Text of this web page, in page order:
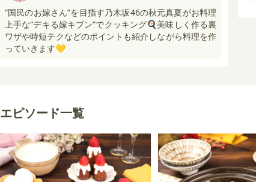
“国民のお嫁さん”を目指す乃木坂46の秋元真夏がお料理
上手な“デキる嫁キブン”でクッキング🍳美味しく作る裏
ワザや時短テクなどのポイントも紹介しながら料理を作
っていきます💛
エピソード一覧